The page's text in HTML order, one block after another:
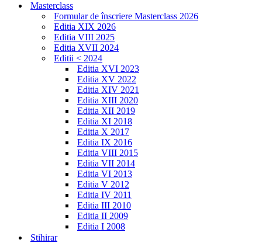
Masterclass
Formular de înscriere Masterclass 2026
Editia XIX 2026
Editia VIII 2025
Editia XVII 2024
Editii < 2024
Editia XVI 2023
Editia XV 2022
Editia XIV 2021
Editia XIII 2020
Editia XII 2019
Editia XI 2018
Editia X 2017
Editia IX 2016
Editia VIII 2015
Editia VII 2014
Editia VI 2013
Editia V 2012
Editia IV 2011
Editia III 2010
Editia II 2009
Editia I 2008
Stihirar